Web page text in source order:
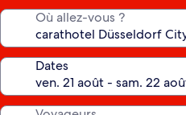
Où allez-vous ?
Dates